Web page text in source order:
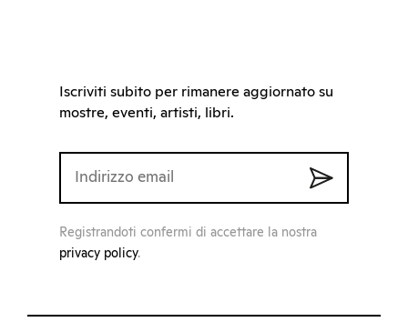
Iscriviti subito per rimanere aggiornato su
mostre, eventi, artisti, libri.
Registrandoti confermi di accettare la nostra
privacy policy.